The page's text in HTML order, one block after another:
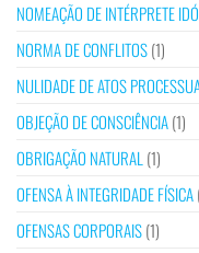
NOMEAÇÃO DE INTÉRPRETE
NORMA DE CONFLITOS(1)
NULIDADE DE ATOS
OBJEÇÃO DE CONSCIÊNCIA(1)
OBRIGAÇÃO NATURAL (1)
OFENSA À INTEGRIDADE FÍSICA
OFENSAS CORPORAIS(1)